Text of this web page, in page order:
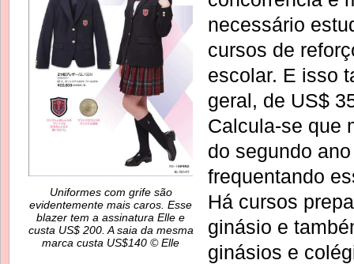
Uniformes com grife são
evidentemente mais caros. Esse
blazer tem a assinatura Elle e
custa US$ 200. A saia da mesma
marca custa US$140 © Elle
necessário
cursos de
escolar. E isso
geral, de US$
Calcula-se que
do segundo
frequentando
Há cursos
ginásio e
ginásios e